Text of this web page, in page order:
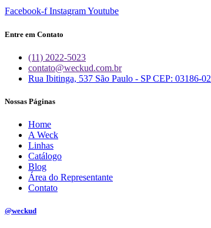
Facebook-f InstagramYoutube
Entre em Contato
(11) 2022-5023
contato@weckud.com.br
Rua Ibitinga, 537 São Paulo - SP CEP: 03186-
Nossas Páginas
Home
A Weck
Linhas
Catálogo
Blog
Área do Representante
Contato
@weckud